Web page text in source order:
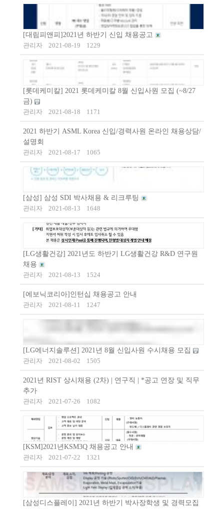
[대림피앤피]2021년 하반기 신입 채용공고
관리자
2021-08-19 1229
[롯데케미칼] 2021 롯데케미칼 8월 신입사원 모집 (~8/27
금)
관리자
2021-08-18 1171
2021 하반기 ASML Korea 신입/경력사원 온라인 채용상담/
설명회
관리자
2021-08-17 1065
[삼성] 삼성 SDI 박사채용 & 리크루팅
관리자
2021-08-13 1648
[LG생활건강] 2021년도 하반기 LG생활건강 R&D 연구원
채용
관리자
2021-08-13 1524
[에보닉코리아]인턴십 채용공고 안내
관리자
2021-08-11 1247
[LG에너지솔루션] 2021년 8월 신입사원 수시채용 모집
관리자
2021-08-02 1505
2021년 RIST 상시채용 (2차) | 연구직 | *공고 연장 및 직무
추가
관리자
2021-07-26 1082
[KSM]2021년KSM3Q 채용공고 안내
관리자
2021-07-22 1321
[삼성디스플레이] 2021년 하반기 박사장학생 및 경력모집